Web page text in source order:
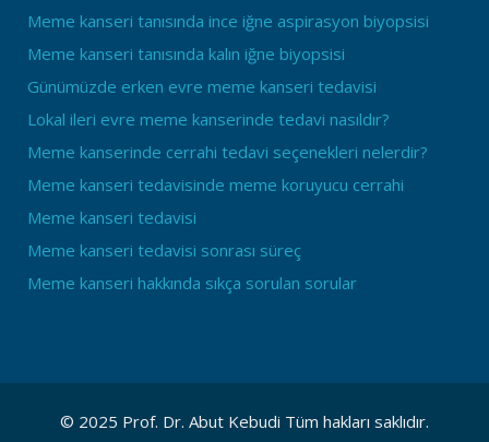
Meme kanseri tanısında ince iğne aspirasyon biyopsisi
Meme kanseri tanısında kalın iğne biyopsisi
Günümüzde erken evre meme kanseri tedavisi
Lokal ileri evre meme kanserinde tedavi nasıldır?
Meme kanserinde cerrahi tedavi seçenekleri nelerdir?
Meme kanseri tedavisinde meme koruyucu cerrahi
Meme kanseri tedavisi
Meme kanseri tedavisi sonrası süreç
Meme kanseri hakkında sıkça sorulan sorular
© 2025 Prof. Dr. Abut Kebudi Tüm hakları saklıdır.